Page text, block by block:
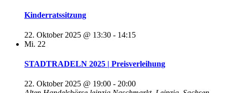
Kinderratssitzung
22. Oktober 2025 @ 13:30 - 14:15
Mi. 22
STADTRADELN 2025 | Preisverleihung
22. Oktober 2025 @ 19:00 - 20:00